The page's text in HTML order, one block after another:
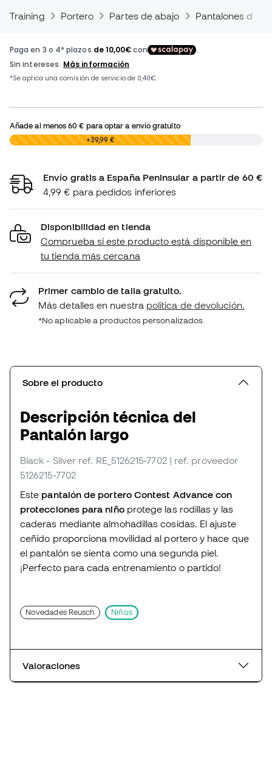
Training Portero Partes de abajo Pantalones de
Añade al menos60 € para optar a envío gratuito
0,00 € +39,99 €
Envío gratis a España Peninsular a partir de 60 €
4,99 € para pedidos inferiores
Disponibilidad en tienda
Comprueba si este producto está disponible en
tu tienda más cercana
Primer cambio de talla gratuito.
Más detalles en nuestra política de devolución.
*No aplicable a productos personalizados.
Sobre el producto
Descripción técnica del
Pantalón largo
Black - Silver ref. RE_5126215-7702 | ref. proveedor
5126215-7702
Este pantalón de portero Contest Advance con
protecciones para niñoprotege las rodillas y las
caderas mediante almohadillas cosidas. El ajuste
ceñido proporciona movilidad al portero y hace que
el pantalón se sienta como una segunda piel.
¡Perfecto para cada entrenamiento o partido!
Novedades Reusch Niños
Valoraciones